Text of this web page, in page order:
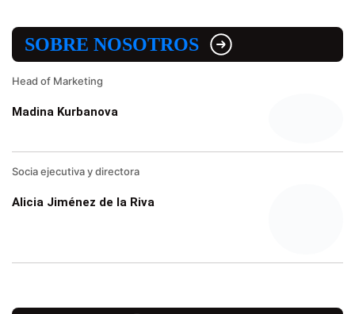
SOBRE NOSOTROS
Head of Marketing
Madina Kurbanova
Socia ejecutiva y directora
Alicia Jiménez de la Riva